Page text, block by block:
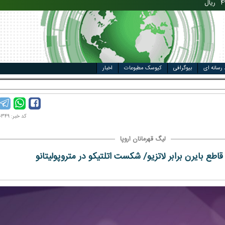
خودرو
رسانه ای بیوگرافی کیوسک مطبوعات اخبار
وزار
کد خبر: ۹۹۱۲۰۰۳۴۹
لیگ قهرمانان اروپا
بایرن برابر لاتزیو/ شکست اتلتیکو در متروپولیتانو